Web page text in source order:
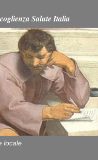
Salute Italia
locale